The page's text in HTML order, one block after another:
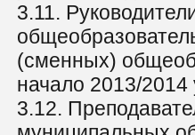
3.11.
(сменных)
начало 2013/2014
3.12.